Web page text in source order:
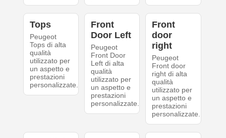
Tops
Peugeot
Tops di alta
qualità
utilizzato per
un aspetto e
prestazioni
personalizzate.
Front
Door Left
Peugeot
Front Door
Left di alta
qualità
utilizzato per
un aspetto e
prestazioni
personalizzate.
Front
door
right
Peugeot
Front door
right di alta
qualità
utilizzato per
un aspetto e
prestazioni
personalizzate.